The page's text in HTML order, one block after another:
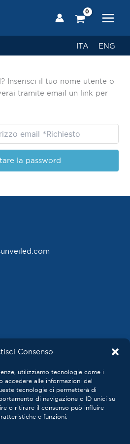
Consenso
utilizziamo tecnologie come i
accedere alle informazioni del
tecnologie ci permetterà di
di navigazione o ID unici su
o ritirare il consenso può influire
e funzioni.
ITA
ENG
Inserisci il tuo nome utente o
tramite email un link per
la password
cookie